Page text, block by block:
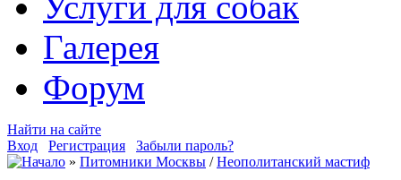
Галерея
Форум
Найти на сайте
Вход
Регистрация
Забыли пароль?
» Питомники Москвы /Неополитанский мастиф